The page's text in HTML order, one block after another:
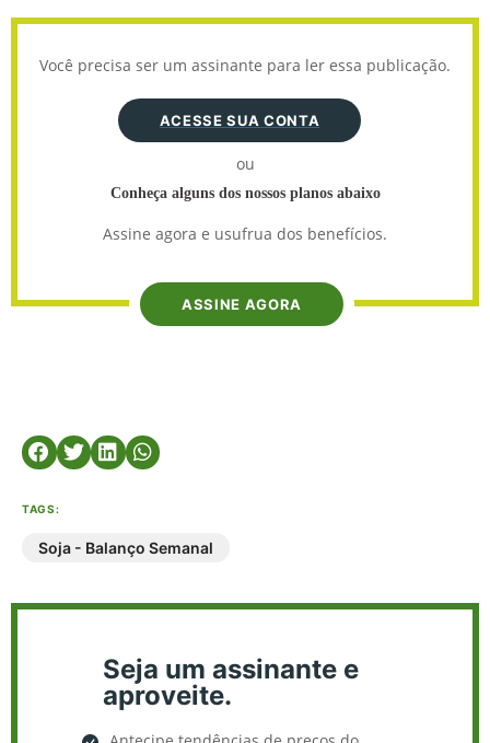
Você precisa ser um assinante para ler essa publicação.
ACESSE SUA CONTA
ou
Conheça alguns dos nossos planos abaixo
Assine agora e usufrua dos benefícios.
ASSINE AGORA
TAGS:
Soja - Balanço Semanal
Seja um assinante e
aproveite.